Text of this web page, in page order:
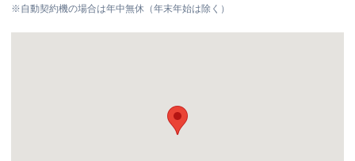
※自動契約機の場合は年中無休（年末年始は除く）